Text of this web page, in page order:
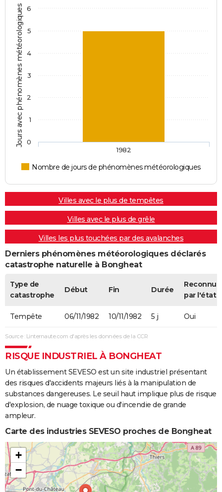
Jours avec phénomènes météorologiques
Nombre de jours de phénomènes météorologiques
1982
0
1
2
3
4
5
6
Villes avec le plus de tempêtes
Villes avec le plus de grêle
Villes les plus touchées par des avalanches
Derniers phénomènes météorologiques déclarés
catastrophe naturelle à Bongheat
Type de
catastrophe
Début Fin Durée
Reconnue
par l'état
Tempête 06/11/1982 10/11/1982 5 j Oui
Source : Linternaute.com d'après les données de la CCR
RISQUE INDUSTRIEL À BONGHEAT
Un établissement SEVESO est un site industriel présentant
des risques d'accidents majeurs liés à la manipulation de
substances dangereuses. Le seuil haut implique plus de risque
d'explosion, de nuage toxique ou d'incendie de grande
ampleur.
Carte des industries SEVESO proches de Bongheat
+
−